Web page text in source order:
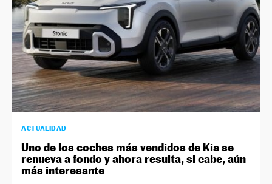
ACTUALIDAD
Uno de los coches más vendidos de Kia se
renueva a fondo y ahora resulta, si cabe, aún
más interesante